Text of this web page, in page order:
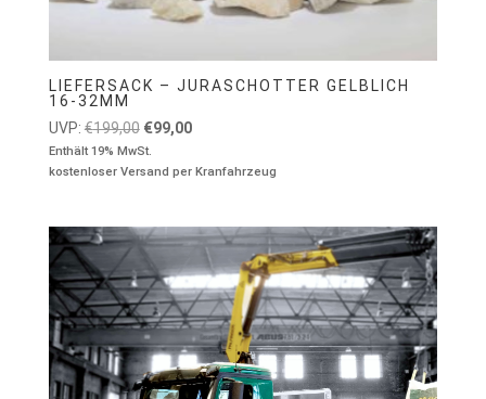
LIEFERSACK – JURASCHOTTER GELBLICH
16-32MM
UVP: €199,00 Ursprünglicher
Preis
war:
€99,00Aktueller
ist:
Enthält 19% MwSt.
kostenloser Versand per Kranfahrzeug